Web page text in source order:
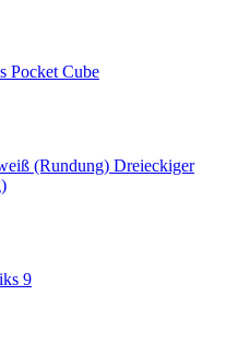
Pocket Cube
Dreieckiger
9